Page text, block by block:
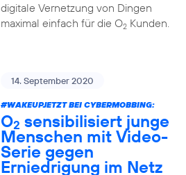
digitale Vernetzung von Dingen
maximal einfach für die O2Kunden.
14. September 2020
#WAKEUPJETZT BEI CYBERMOBBING:
O2 sensibilisiert junge
Menschen mit Video-
Serie gegen
Erniedrigung im Netz